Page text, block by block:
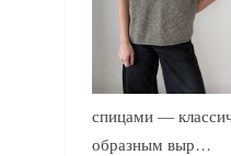
спицами —
образным выр…